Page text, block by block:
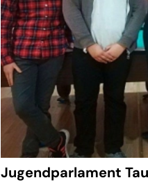
Jugendparlament